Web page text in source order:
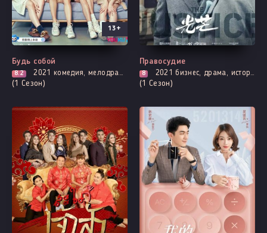
Все серии
13+
Будь собой
8.2 2021 комедия, мелодрама, про молодость и любовь, повседневность, романтика, про школу и школьников
(1 Сезон)
Выходит - 41 Серия
Правосудие
8 2021 бизнес, драма, история, романтика
(1 Сезон)